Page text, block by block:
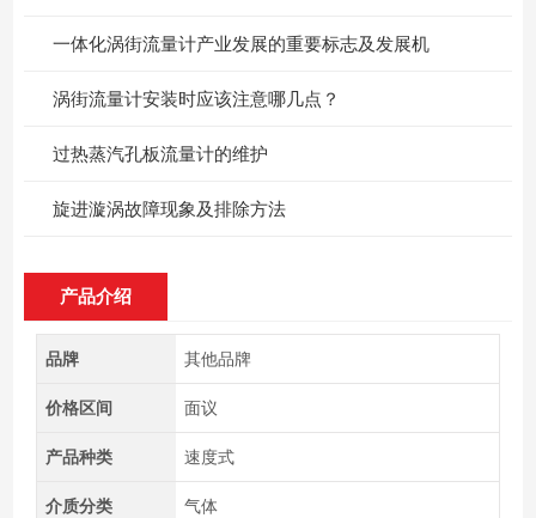
一体化涡街流量计产业发展的重要标志及发展机
涡街流量计安装时应该注意哪几点？
过热蒸汽孔板流量计的维护
旋进漩涡故障现象及排除方法
产品介绍
品牌 其他品牌
价格区间 面议
产品种类 速度式
介质分类 气体